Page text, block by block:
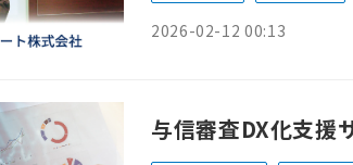
2026-02-12 00:13
与信審査DX化支援